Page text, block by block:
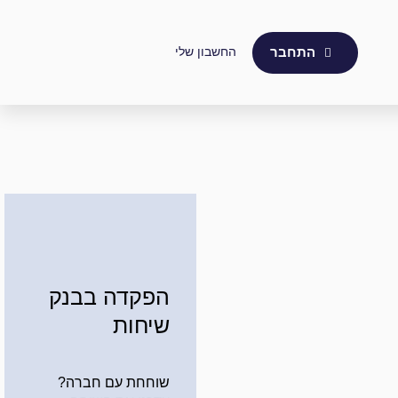
התחבר החשבון שלי
הפקדה בבנק
שיחות
שוחחת עם חברה?